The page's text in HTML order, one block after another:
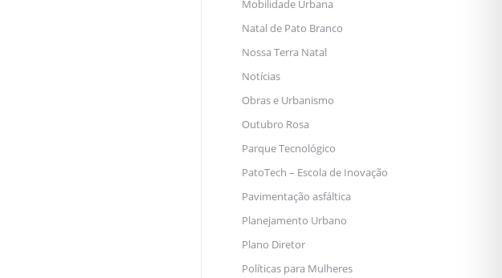
Mobilidade Urbana
Natal de Pato Branco
Nossa Terra Natal
Notícias
Obras e Urbanismo
Outubro Rosa
Parque Tecnológico
PatoTech – Escola de Inovação
Pavimentação asfáltica
Planejamento Urbano
Plano Diretor
Políticas para Mulheres